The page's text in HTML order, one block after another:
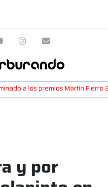
a los premios Martín Fierro
y por